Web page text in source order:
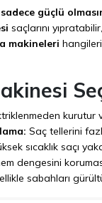
sadece güçlü
saçlarını
makineleri
kurutur
Saç tellerini
sıcaklık saçı
dengesini
sabahları